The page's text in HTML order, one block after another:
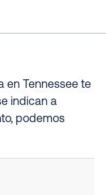
en Tennessee te
indican a
podemos